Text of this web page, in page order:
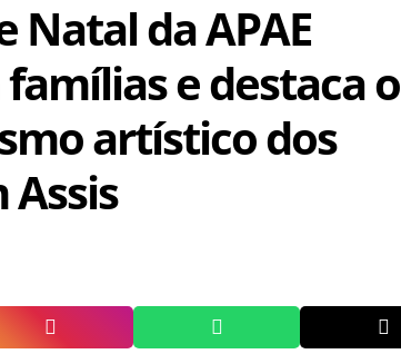
Natal da APAE
e destaca o
artístico dos
Assis